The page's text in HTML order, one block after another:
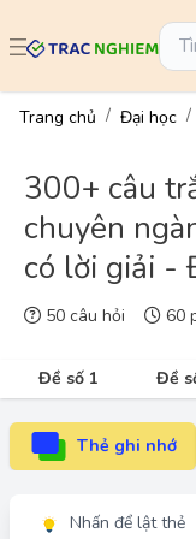
Trang chủ Đại học
300+ câu
chuyên
có lời giải -
50 câu hỏi 60
Đề số 1 Đề
Thẻ ghi nhớ
Nhấn để lật thẻ